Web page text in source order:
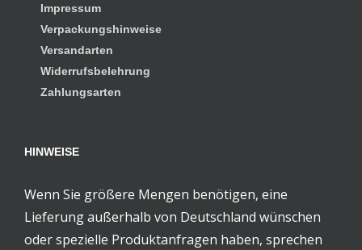
Impressum
Verpackungshinweise
Versandarten
Widerrufsbelehrung
Zahlungsarten
HINWEISE
Wenn Sie größere Mengen benötigen, eine
Lieferung außerhalb von Deutschland wünschen
oder spezielle Produktanfragen haben, sprechen